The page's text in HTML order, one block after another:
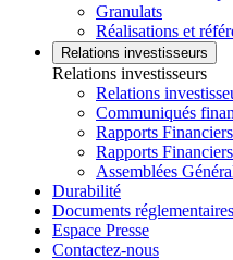
Granulats
Réalisations et
Relations investisseurs
Relations investisseurs
Relations
Communiqués
Rapports
Rapports
Assemblées
Durabilité
Documents
Espace Presse
Contactez-nous